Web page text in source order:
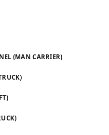
(MAN CARRIER)